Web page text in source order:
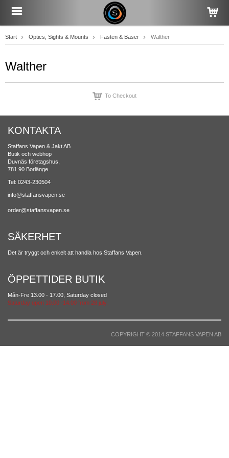
Start Optics, Sights & Mounts Fästen & Baser Walther
Walther
To Checkout
KONTAKTA
Staffans Vapen & Jakt AB
Butik och webhop
Duvnäs företagshus,
781 90 Borlänge
Tel: 0243-230504
info@staffansvapen.se
order@staffansvapen.se
SÄKERHET
Det är tryggt och enkelt att handla hos Staffans Vapen.
ÖPPETTIDER BUTIK
Mån-Fre 13.00 - 17.00, Saturday closed
Saturday open 10.00 -14.00 from 28 july.
COPYRIGHT © 2014 STAFFANS VAPEN AB